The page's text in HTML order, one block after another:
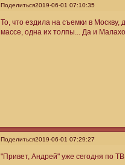
Поделиться2019-06-01 07:10:35
То, что ездила на съемки в
массе, одна их толпы... Да и
Поделиться2019-06-01 07:29:27
"Привет, Андрей" уже сегодня по